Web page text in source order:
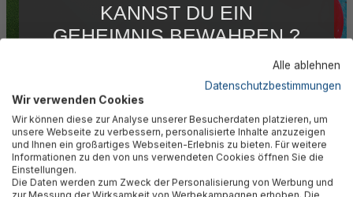
Einfach, aber beständig!
Die Bestway® Fast Set™ Pools sind für ihre einfache
Konstruktion und hohe Qualität bekannt. Gefertigt aus 3-
lagigem TriTech®-Material, das PVC und Polyester
Alle ablehnen
Datenschutzbestimmungen
Wir verwenden Cookies
Wir können diese zur Analyse unserer Besucherdaten platzieren, um
unsere Webseite zu verbessern, personalisierte Inhalte anzuzeigen
und Ihnen ein großartiges Webseiten-Erlebnis zu bieten. Für weitere
Informationen zu den von uns verwendeten Cookies öffnen Sie die
Einstellungen.
Die Daten werden zum Zweck der Personalisierung von Werbung und
KANNST DU EIN
GEHEIMNIS BEWAHREN ?
FÜR DICH
Abonniere jetzt unseren kostenlosen
Newsletter, verpasse keine Neuigkeiten und
Aktionen mehr und sichere Dir 5 %
Willkommensrabatt auf nicht reduzierte Ware
bei Deiner ersten Bestellung !*
Email